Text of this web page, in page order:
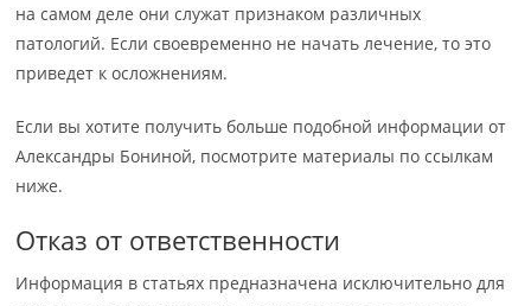
на самом деле они служат признаком различных
патологий. Если своевременно не начать лечение, то это
приведет к осложнениям.
Если вы хотите получить больше подобной информации от
Александры Бониной, посмотрите материалы по ссылкам
ниже.
Отказ от ответственности
Информация в статьях предназначена исключительно для